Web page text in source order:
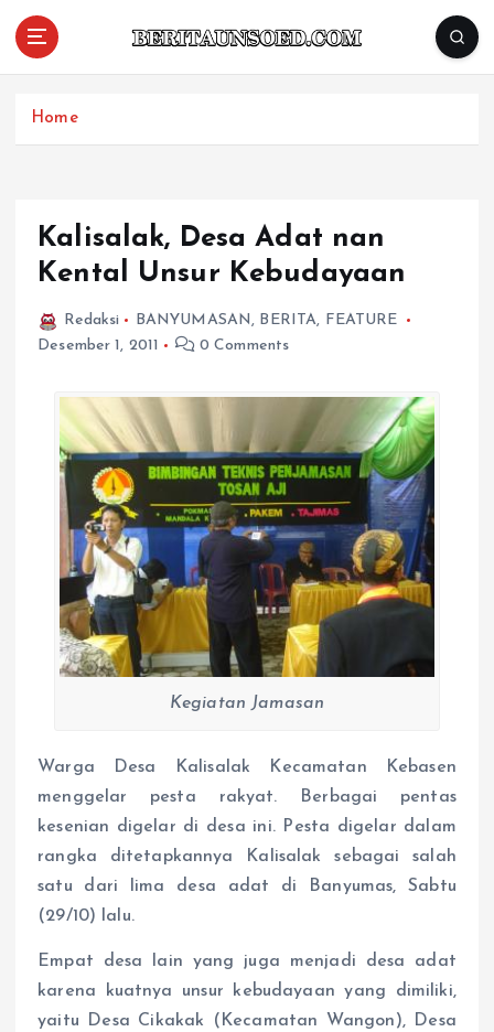
Home
Kalisalak, Desa Adat nan
Kental Unsur Kebudayaan
Redaksi BANYUMASAN , BERITA, FEATURE
Desember 1, 2011
0 Comments
Kegiatan Jamasan
Warga Desa Kalisalak Kecamatan Kebasen
menggelar pesta rakyat. Berbagai pentas
kesenian digelar di desa ini. Pesta digelar dalam
rangka ditetapkannya Kalisalak sebagai salah
satu dari lima desa adat di Banyumas, Sabtu
(29/10) lalu.
Empat desa lain yang juga menjadi desa adat
karena kuatnya unsur kebudayaan yang dimiliki,
yaitu Desa Cikakak (Kecamatan Wangon), Desa